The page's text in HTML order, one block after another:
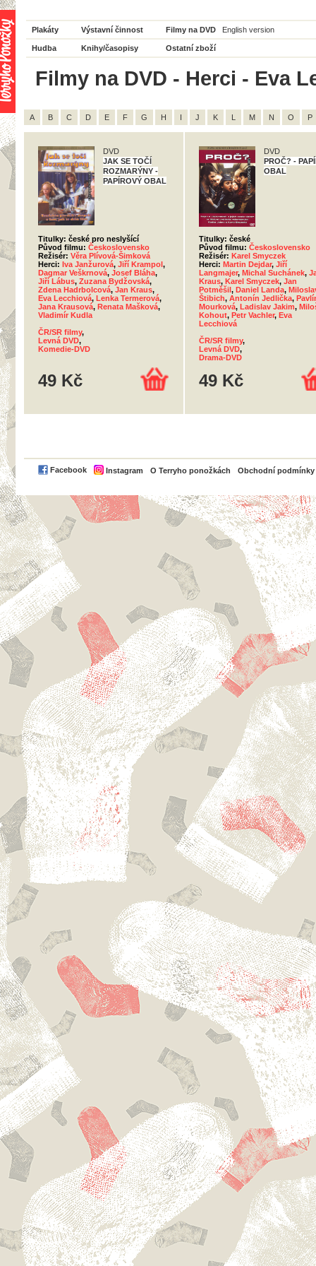
Plakáty Výstavní činnost Filmy na DVD English version
Hudba Knihy/časopisy Ostatní zboží
Filmy na DVD - Herci - Eva
A B C D E F G H I J K L M N O P
DVD
JAK SE TOČÍ
ROZMARÝNY -
PAPÍROVÝ OBAL
Titulky: české pro neslyšící
Původ filmu: Československo
Režisér: Věra Plívová-Šimková
Herci: Iva Janžurová, Jiří Krampol,
Dagmar Veškrnová, Josef Bláha,
Jiří Lábus, Zuzana Bydžovská,
Zdena Hadrbolcová, Jan Kraus,
Eva Lecchiová, Lenka Termerová,
Jana Krausová, Renata Mašková,
Vladimír Kudla
ČR/SR filmy,
Levná DVD,
Komedie-DVD
49 Kč
DVD
PROČ? -
OBAL
Titulky: české
Původ filmu: Československo
Režisér: Karel Smyczek
Herci: Martin Dejdar, Jiří
Langmajer, Michal Suchánek,
Kraus, Karel Smyczek, Jan
Potměšil, Daniel Landa,
Štibich, Antonín Jedlička,
Mourková, Ladislav Jakim,
Kohout, Petr Vachler, Eva
Lecchiová
ČR/SR filmy,
Levná DVD,
Drama-DVD
49 Kč
Facebook Instagram O Terryho ponožkách Obchodní podmínky
PayPal